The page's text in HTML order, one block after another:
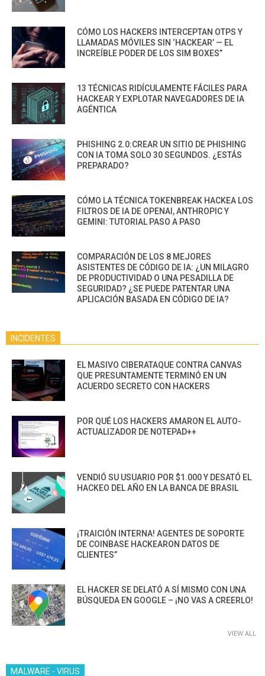
CÓMO LOS HACKERS INTERCEPTAN OTPS Y
LLAMADAS MÓVILES SIN ‘HACKEAR’ — EL
INCREÍBLE PODER DE LOS SIM BOXES”
13 TÉCNICAS RIDÍCULAMENTE FÁCILES PARA
HACKEAR Y EXPLOTAR NAVEGADORES DE IA
AGÉNTICA
PHISHING 2.0:CREAR UN SITIO DE PHISHING
CON IA TOMA SOLO 30 SEGUNDOS. ¿ESTÁS
PREPARADO?
CÓMO LA TÉCNICA TOKENBREAK HACKEA LOS
FILTROS DE IA DE OPENAI, ANTHROPIC Y
GEMINI: TUTORIAL PASO A PASO
COMPARACIÓN DE LOS 8 MEJORES
ASISTENTES DE CÓDIGO DE IA: ¿UN MILAGRO
DE PRODUCTIVIDAD O UNA PESADILLA DE
SEGURIDAD? ¿SE PUEDE PATENTAR UNA
APLICACIÓN BASADA EN CÓDIGO DE IA?
INCIDENTES
EL MASIVO CIBERATAQUE CONTRA CANVAS
QUE PRESUNTAMENTE TERMINÓ EN UN
ACUERDO SECRETO CON HACKERS
POR QUÉ LOS HACKERS AMARON EL AUTO-
ACTUALIZADOR DE NOTEPAD++
VENDIÓ SU USUARIO POR $1.000 Y DESATÓ EL
HACKEO DEL AÑO EN LA BANCA DE BRASIL
¡TRAICIÓN INTERNA! AGENTES DE SOPORTE
DE COINBASE HACKEARON DATOS DE
CLIENTES”
EL HACKER SE DELATÓ A SÍ MISMO CON UNA
BÚSQUEDA EN GOOGLE – ¡NO VAS A CREERLO!
VIEW ALL
MALWARE - VIRUS